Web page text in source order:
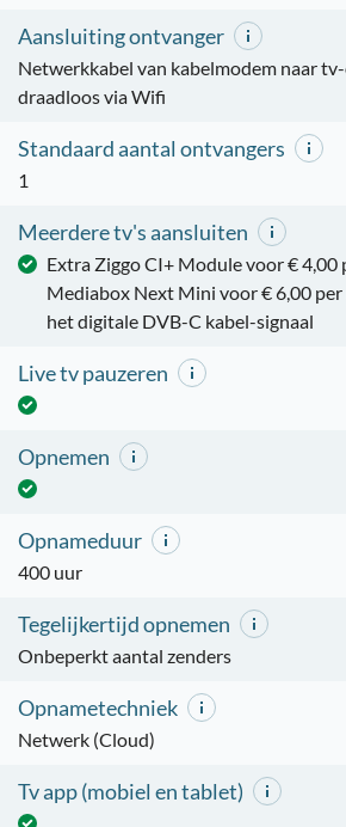
Aansluiting ontvanger
Netwerkkabel van kabelmodem naar
draadloos via Wifi
Standaard aantal ontvangers
1
Meerdere tv's aansluiten
Extra Ziggo CI+ Module voor € 4,00
Mediabox Next Mini voor € 6,00
het digitale DVB-C kabel-signaal
Live tv pauzeren
Opnemen
Opnameduur
400 uur
Tegelijkertijd opnemen
Onbeperkt aantal zenders
Opnametechniek
Netwerk (Cloud)
Tv app (mobiel en tablet)